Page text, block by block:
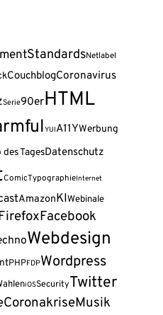
StandardsNetlabel
CouchblogCoronavirus
Serie90erHTML
YUIA11YWerbung
TagesDatenschutz
ComicTypographieInternet
AmazonKIWebinale
Facebook
Webdesign
PHPFDPWordpress
iOSSecurityTwitter
CoronakriseMusik